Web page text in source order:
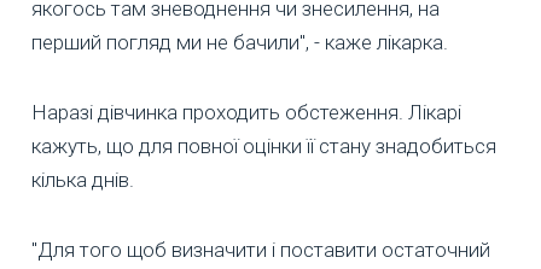
якогось там зневоднення чи знесилення, на
перший погляд ми не бачили", - каже лікарка.
Наразі дівчинка проходить обстеження. Лікарі
кажуть, що для повної оцінки її стану знадобиться
кілька днів.
"Для того щоб визначити і поставити остаточний